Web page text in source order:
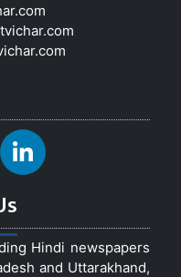
Hindi newspapers
and Uttarakhand,